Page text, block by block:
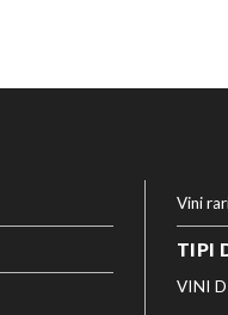
Vini
TIPI
VINI